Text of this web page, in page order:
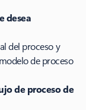
desea
del proceso y
de proceso
de proceso de